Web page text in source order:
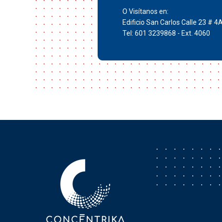
O Visítanos en:
Edificio San Carlos Calle 23 #
Tel: 601 3239868 - Ext. 4060